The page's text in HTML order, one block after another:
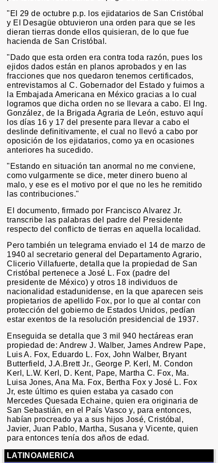
"El 29 de octubre p.p. los ejidatarios de San Cristóbal
y El Desagüe obtuvieron una orden para que se les
dieran tierras donde ellos quisieran, de lo que fue
hacienda de San Cristóbal.
"Dado que esta orden era contra toda razón, pues los
ejidos dados están en planos aprobados y en las
fracciones que nos quedaron tenemos certificados,
entrevistamos al C. Gobernador del Estado y fuimos a
la Embajada Americana en México gracias a lo cual
logramos que dicha orden no se llevara a cabo. El Ing.
González, de la Brigada Agraria de León, estuvo aquí
los días 16 y 17 del presente para llevar a cabo el
deslinde definitivamente, el cual no llevó a cabo por
oposición de los ejidatarios, como ya en ocasiones
anteriores ha sucedido.
"Estando en situación tan anormal no me conviene,
como vulgarmente se dice, meter dinero bueno al
malo, y ese es el motivo por el que no les he remitido
las contribuciones."
El documento, firmado por Francisco Alvarez Jr.
transcribe las palabras del padre del Presidente
respecto del conflicto de tierras en aquella localidad.
Pero también un telegrama enviado el 14 de marzo de
1940 al secretario general del Departamento Agrario,
Clicerio Villafuerte, detalla que la propiedad de San
Cristóbal pertenece a José L. Fox (padre del
presidente de México) y otros 18 individuos de
nacionalidad estadunidense, en la que aparecen seis
propietarios de apellido Fox, por lo que al contar con
protección del gobierno de Estados Unidos, pedían
estar exentos de la resolución presidencial de 1937.
Enseguida se detalla que 3 mil 940 hectáreas eran
propiedad de: Andrew J. Walber, James Andrew Pape,
Luis A. Fox, Eduardo L. Fox, John Walber, Bryant
Butterfield, J.A.Brett Jr., George P. Kerl, M. Condon
Kerl, L.W. Kerl, D. Kent, Pape, Martha C. Fox, Ma.
Luisa Jones, Ana Ma. Fox, Bertha Fox y José L. Fox
Jr, este último es quien estaba ya casado con
Mercedes Quesada Echaine, quien era originaria de
San Sebastián, en el País Vasco y, para entonces,
habían procreado ya a sus hijos José, Cristóbal,
Javier, Juan Pablo, Martha, Susana y Vicente, quien
para entonces tenía dos años de edad.
LATINOAMERICA